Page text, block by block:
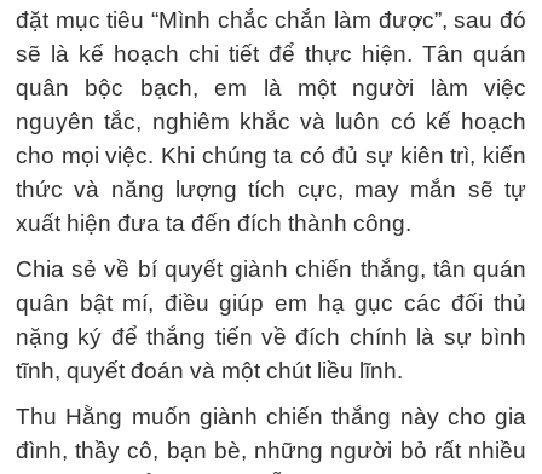
đặt mục tiêu “Mình chắc chắn làm được”, sau đó
sẽ là kế hoạch chi tiết để thực hiện. Tân quán
quân bộc bạch, em là một người làm việc
nguyên tắc, nghiêm khắc và luôn có kế hoạch
cho mọi việc. Khi chúng ta có đủ sự kiên trì, kiến
thức và năng lượng tích cực, may mắn sẽ tự
xuất hiện đưa ta đến đích thành công.
Chia sẻ về bí quyết giành chiến thắng, tân quán
quân bật mí, điều giúp em hạ gục các đối thủ
nặng ký để thắng tiến về đích chính là sự bình
tĩnh, quyết đoán và một chút liều lĩnh.
Thu Hằng muốn giành chiến thắng này cho gia
đình, thầy cô, bạn bè, những người bỏ rất nhiều